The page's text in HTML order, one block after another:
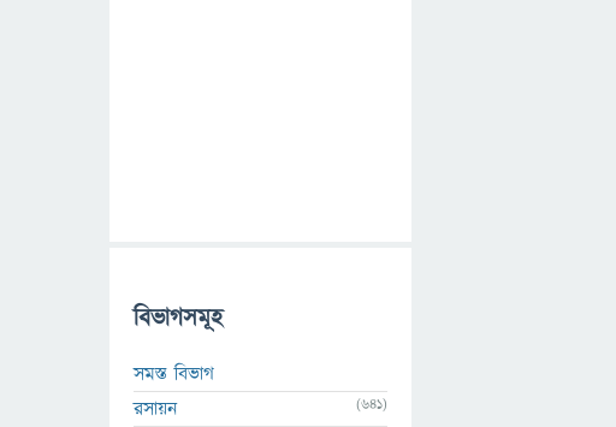
বিভাগসমূহ
সমস্ত বিভাগ
রসায়ন
(641)